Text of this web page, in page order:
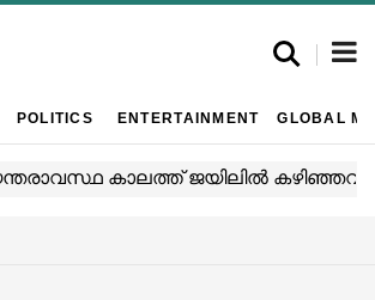
POLITICS ENTERTAINMENT GLOBAL